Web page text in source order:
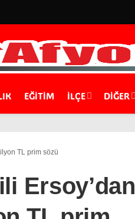
EĞİTİM İLÇE DIĞER
TL prim sözü
Ersoy’dan